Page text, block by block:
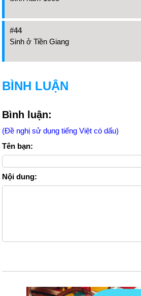
#44
Sinh ở Tiền Giang
BÌNH LUẬN
Bình luận:
(Đề nghị sử dụng tiếng Việt có dấu)
Tên bạn:
Nội dung: